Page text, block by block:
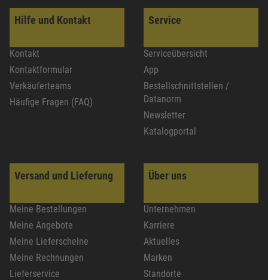
Hilfe und Kontakt
Kontakt
Kontaktformular
Verkäuferteams
Häufige Fragen (FAQ)
Service
Serviceübersicht
App
Bestellschnittstellen /
Datanorm
Newsletter
Katalogportal
Versand und Lieferung
Meine Bestellungen
Meine Angebote
Meine Lieferscheine
Meine Rechnungen
Lieferservice
Über uns
Unternehmen
Karriere
Aktuelles
Marken
Standorte